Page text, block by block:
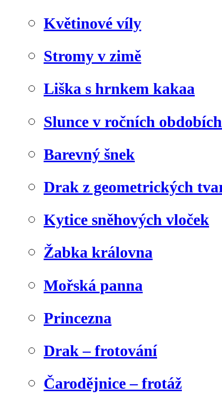
Květinové víly
Stromy v zimě
Liška s hrnkem kakaa
Slunce v ročních obdobích
Barevný šnek
Drak z geometrických
Kytice sněhových vloček
Žabka královna
Mořská panna
Princezna
Drak – frotování
Čarodějnice – frotáž